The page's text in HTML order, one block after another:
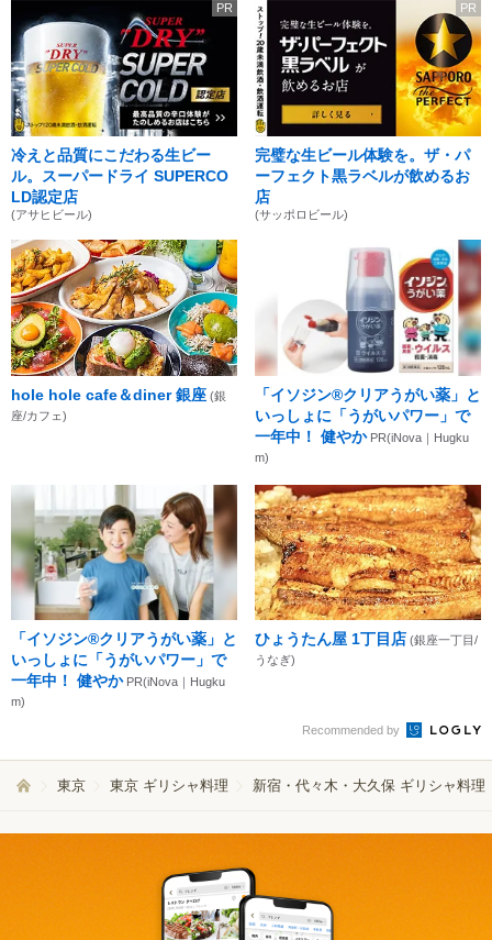
PR
冷えと品質にこだわる生ビー
ル。スーパードライ SUPERCO
LD認定店
(アサヒビール)
PR
完璧な生ビール体験を。ザ・パ
ーフェクト黒ラベルが飲めるお
店
(サッポロビール)
hole hole cafe＆diner 銀座 (銀
座/カフェ)
「イソジン®クリアうがい薬」と
いっしょに「うがいパワー」で
一年中！ 健やか PR(iNova｜Hugku
m)
「イソジン®クリアうがい薬」と
いっしょに「うがいパワー」で
一年中！ 健やか PR(iNova｜Hugku
m)
ひょうたん屋 1丁目店 (銀座一丁目/
うなぎ)
Recommended by
東京 東京 ギリシャ料理 新宿・代々木・大久保 ギリシャ料理